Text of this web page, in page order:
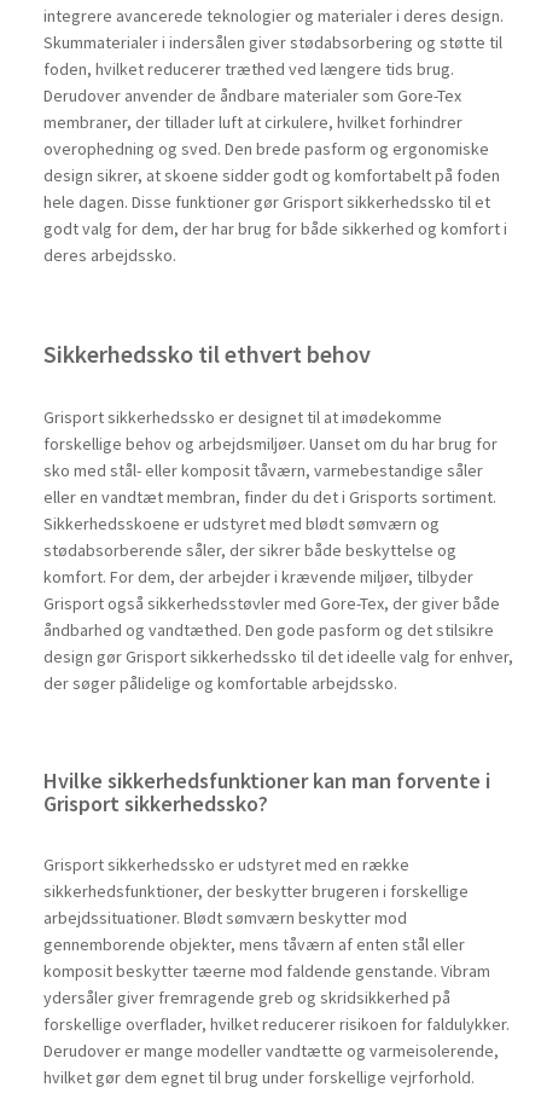
integrere avancerede teknologier og materialer i deres design.
Skummaterialer i indersålen giver stødabsorbering og støtte til
foden, hvilket reducerer træthed ved længere tids brug.
Derudover anvender de åndbare materialer som Gore-Tex
membraner, der tillader luft at cirkulere, hvilket forhindrer
overophedning og sved. Den brede pasform og ergonomiske
design sikrer, at skoene sidder godt og komfortabelt på foden
hele dagen. Disse funktioner gør Grisport sikkerhedssko til et
godt valg for dem, der har brug for både sikkerhed og komfort i
deres arbejdssko.
Sikkerhedssko til ethvert behov
Grisport sikkerhedssko er designet til at imødekomme
forskellige behov og arbejdsmiljøer. Uanset om du har brug for
sko med stål- eller komposit tåværn, varmebestandige såler
eller en vandtæt membran, finder du det i Grisports sortiment.
Sikkerhedsskoene er udstyret med blødt sømværn og
stødabsorberende såler, der sikrer både beskyttelse og
komfort. For dem, der arbejder i krævende miljøer, tilbyder
Grisport også sikkerhedsstøvler med Gore-Tex, der giver både
åndbarhed og vandtæthed. Den gode pasform og det stilsikre
design gør Grisport sikkerhedssko til det ideelle valg for enhver,
der søger pålidelige og komfortable arbejdssko.
Hvilke sikkerhedsfunktioner kan man forvente i
Grisport sikkerhedssko?
Grisport sikkerhedssko er udstyret med en række
sikkerhedsfunktioner, der beskytter brugeren i forskellige
arbejdssituationer. Blødt sømværn beskytter mod
gennemborende objekter, mens tåværn af enten stål eller
komposit beskytter tæerne mod faldende genstande. Vibram
ydersåler giver fremragende greb og skridsikkerhed på
forskellige overflader, hvilket reducerer risikoen for faldulykker.
Derudover er mange modeller vandtætte og varmeisolerende,
hvilket gør dem egnet til brug under forskellige vejrforhold.